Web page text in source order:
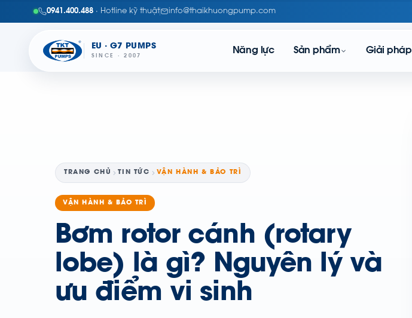
0941.400.488 · Hotline kỹ thuật info@thaikhuongpump.com
EU · G7 PUMPS
SINCE · 2007
Năng lực Sản phẩm Giải pháp
TRANG CHỦ TIN TỨC VẬN HÀNH & BẢO TRÌ
VẬN HÀNH & BẢO TRÌ
Bơm rotor cánh (rotary
lobe) là gì? Nguyên lý và
ưu điểm vi sinh